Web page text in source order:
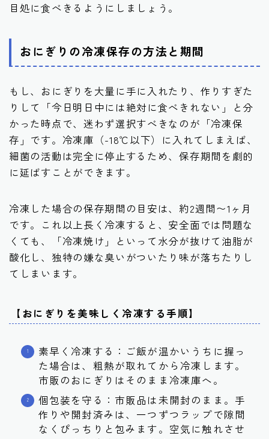
目処に食べきるようにしましょう。
おにぎりの冷凍保存の方法と期間
もし、おにぎりを大量に手に入れたり、作りすぎた
りして「今日明日中には絶対に食べきれない」と分
かった時点で、迷わず選択すべきなのが「冷凍保
存」です。冷凍庫（-18℃以下）に入れてしまえば、
細菌の活動は完全に停止するため、保存期間を劇的
に延ばすことができます。
冷凍した場合の保存期間の目安は、約2週間〜1ヶ月
です。これ以上長く冷凍すると、安全面では問題な
くても、「冷凍焼け」といって水分が抜けて油脂が
酸化し、独特の嫌な臭いがついたり味が落ちたりし
てしまいます。
【おにぎりを美味しく冷凍する手順】
素早く冷凍する：ご飯が温かいうちに握っ
た場合は、粗熱が取れてから冷凍します。
市販のおにぎりはそのまま冷凍庫へ。
個包装を守る：市販品は未開封のまま。手
作りや開封済みは、一つずつラップで隙間
なくぴっちりと包みます。空気に触れさせ